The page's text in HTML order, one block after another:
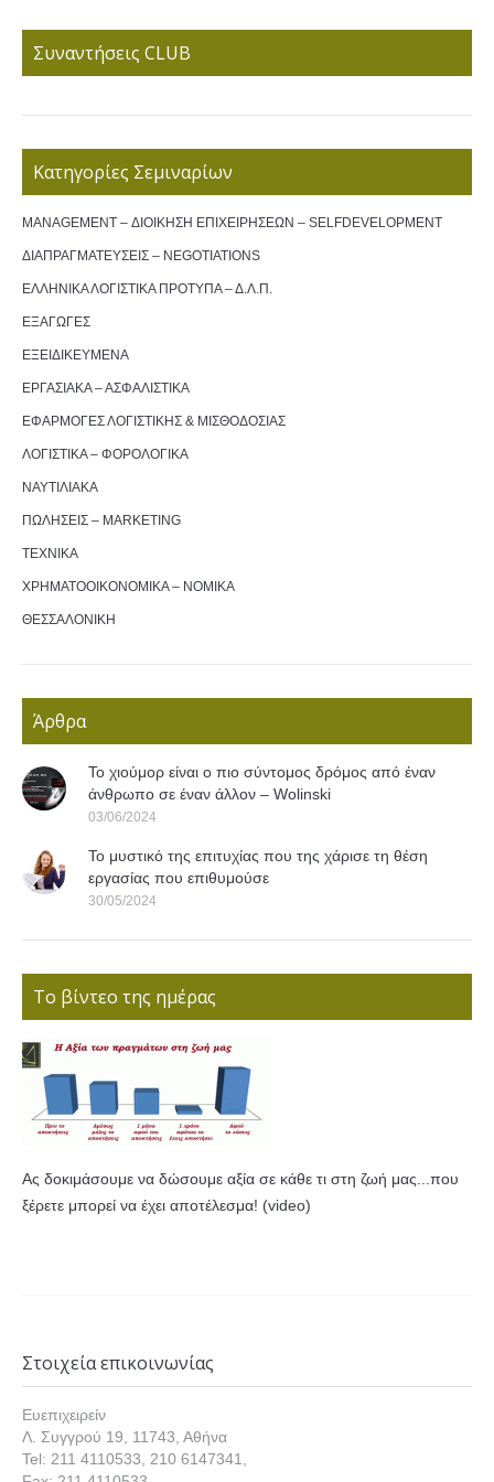
Συναντήσεις CLUB
Κατηγορίες Σεμιναρίων
MANAGEMENT – ΔΙΟΙΚΗΣΗ ΕΠΙΧΕΙΡΗΣΕΩΝ – SELFDEVELOPMENT
ΔΙΑΠΡΑΓΜΑΤΕΥΣΕΙΣ – NEGOTIATIONS
ΕΛΛΗΝΙΚΑ ΛΟΓΙΣΤΙΚΑ ΠΡΟΤΥΠΑ – Δ.Λ.Π.
ΕΞΑΓΩΓΕΣ
ΕΞΕΙΔΙΚΕΥΜΕΝΑ
ΕΡΓΑΣΙΑΚΑ – ΑΣΦΑΛΙΣΤΙΚΑ
ΕΦΑΡΜΟΓΕΣ ΛΟΓΙΣΤΙΚΗΣ & ΜΙΣΘΟΔΟΣΙΑΣ
ΛΟΓΙΣΤΙΚΑ – ΦΟΡΟΛΟΓΙΚΑ
ΝΑΥΤΙΛΙΑΚΑ
ΠΩΛΗΣΕΙΣ – MARKETING
ΤΕΧΝΙΚΑ
ΧΡΗΜΑΤΟΟΙΚΟΝΟΜΙΚΑ – ΝΟΜΙΚΑ
ΘΕΣΣΑΛΟΝΙΚΗ
Άρθρα
Το χιούμορ είναι ο πιο σύντομος δρόμος από έναν
άνθρωπο σε έναν άλλον – Wolinski
03/06/2024
Το μυστικό της επιτυχίας που της χάρισε τη θέση
εργασίας που επιθυμούσε
30/05/2024
Το βίντεο της ημέρας
Ας δοκιμάσουμε να δώσουμε αξία σε κάθε τι στη ζωή μας...που
ξέρετε μπορεί να έχει αποτέλεσμα! (video)
Στοιχεία επικοινωνίας
Ευεπιχειρείν
Λ. Συγγρού 19, 11743, Αθήνα
Tel: 211 4110533, 210 6147341,